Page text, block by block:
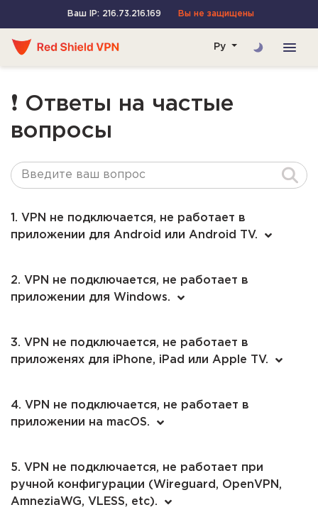
Ваш IP: 216.73.216.169 Вы не защищены
Ру
❗ Ответы на частые
вопросы
1. VPN не подключается, не работает в
приложении для Android или Android TV.
2. VPN не подключается, не работает в
приложении для Windows.
3. VPN не подключается, не работает в
приложенях для iPhone, iPad или Apple TV.
4. VPN не подключается, не работает в
приложении на macOS.
5. VPN не подключается, не работает при
ручной конфигурации (Wireguard, OpenVPN,
AmneziaWG, VLESS, etc).